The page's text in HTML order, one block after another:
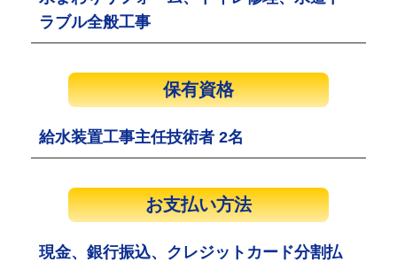
ラブル全般工事
保有資格
給水装置工事主任技術者 2名
お支払い方法
現金、銀行振込、クレジットカード分割払